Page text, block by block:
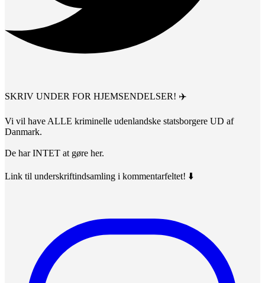
SKRIV UNDER FOR HJEMSENDELSER! ✈️
Vi vil have ALLE kriminelle udenlandske statsborgere UD af
Danmark.
De har INTET at gøre her.
Link til underskriftindsamling i kommentarfeltet! ⬇️